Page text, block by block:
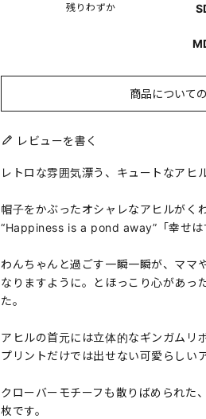
残りわずか
商品について
レビューを書く
レトロな雰囲気漂う、キュートなアヒ
帽子をかぶったオシャレなアヒルがく
“Happiness is a pond away”「幸せは
わんちゃんと過ごす一瞬一瞬が、ママ
なりますように。とほっこり心があっ
た。
アヒルの首元には立体的なギンガムリ
プリントだけでは出せない可愛らしい
クローバーモチーフも散りばめられた
枚です。